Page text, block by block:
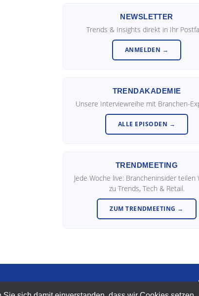
NEWSLETTER
Trends & Insights direkt in Ihr
ANMELDEN →
TRENDAKADEMIE
Unsere Interviewreihe mit Branchen-
ALLE EPISODEN →
TRENDMEETING
Jede Woche live: Brancheninsider teilen
zu Trends, Tech & Retail.
ZUM TRENDMEETING →